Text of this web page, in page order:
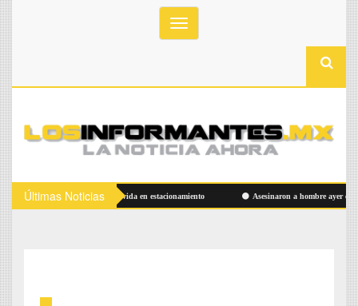
Toggle
navigation
Últimas Noticias
Hallan hombre sin vida en estacionamiento Asesinaron a hombre ayer en Las